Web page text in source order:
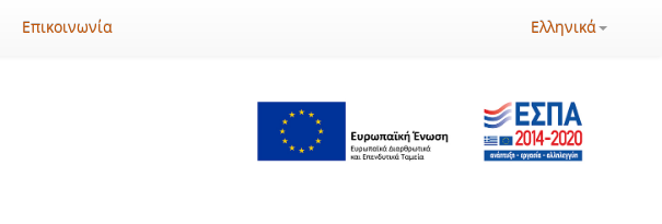
Επικοινωνία Ελληνικά